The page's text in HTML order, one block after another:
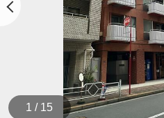
1 / 15